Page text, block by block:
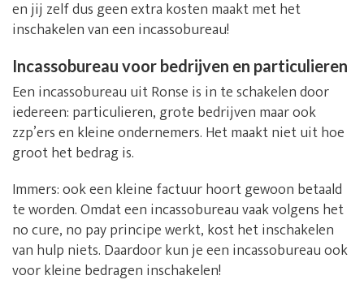
en jij zelf dus geen extra kosten maakt met het
inschakelen van een incassobureau!
Incassobureau voor bedrijven en particulieren
Een incassobureau uit Ronse is in te schakelen door
iedereen: particulieren, grote bedrijven maar ook
zzp’ers en kleine ondernemers. Het maakt niet uit hoe
groot het bedrag is.
Immers: ook een kleine factuur hoort gewoon betaald
te worden. Omdat een incassobureau vaak volgens het
no cure, no pay principe werkt, kost het inschakelen
van hulp niets. Daardoor kun je een incassobureau ook
voor kleine bedragen inschakelen!